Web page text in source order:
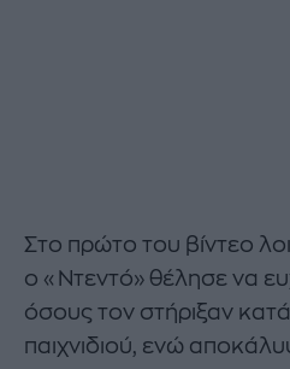
Στο πρώτο του βίντεο
ο «Ντεντό» θέλησε να
όσους τον στήριξαν
παιχνιδιού, ενώ